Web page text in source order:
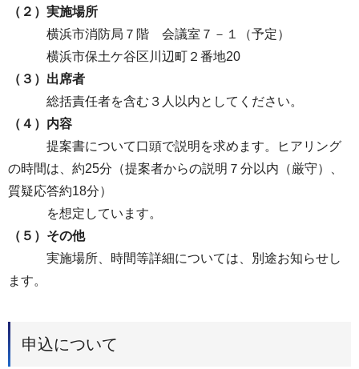
（２） 実施場所
横浜市消防局７階 会議室７－１（予定）
横浜市保土ケ谷区川辺町２番地20
（３）出席者
総括責任者を含む３人以内としてください。
（４）内容
提案書について口頭で説明を求めます。ヒアリング
の時間は、約25分（提案者からの説明７分以内（厳守）、
質疑応答約18分）
を想定しています。
（５）その他
実施場所、時間等詳細については、別途お知らせし
ます。
申込について